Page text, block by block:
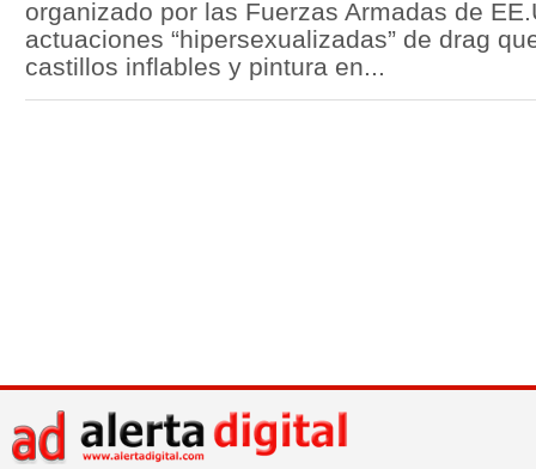
organizado por las Fuerzas Armadas de
actuaciones “hipersexualizadas” de drag
castillos inflables y pintura en...